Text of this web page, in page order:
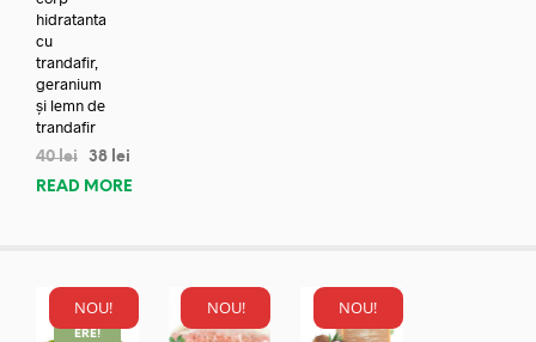
hidratanta
cu
trandafir,
geranium
și lemn de
trandafir
40lei 38 lei
READ MORE
NOU!
REDUC
ERE!
NOU! NOU!